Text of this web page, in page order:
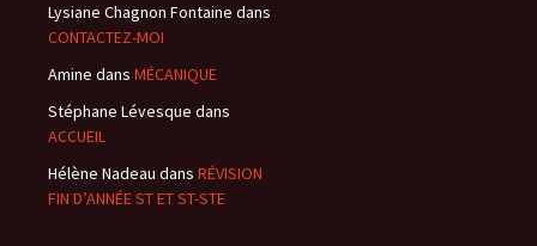
Lysiane Chagnon Fontaine dans
CONTACTEZ-MOI
Amine dans MÉCANIQUE
Stéphane Lévesque dans
ACCUEIL
Hélène Nadeau dans RÉVISION
FIN D’ANNÉE ST ET ST-STE